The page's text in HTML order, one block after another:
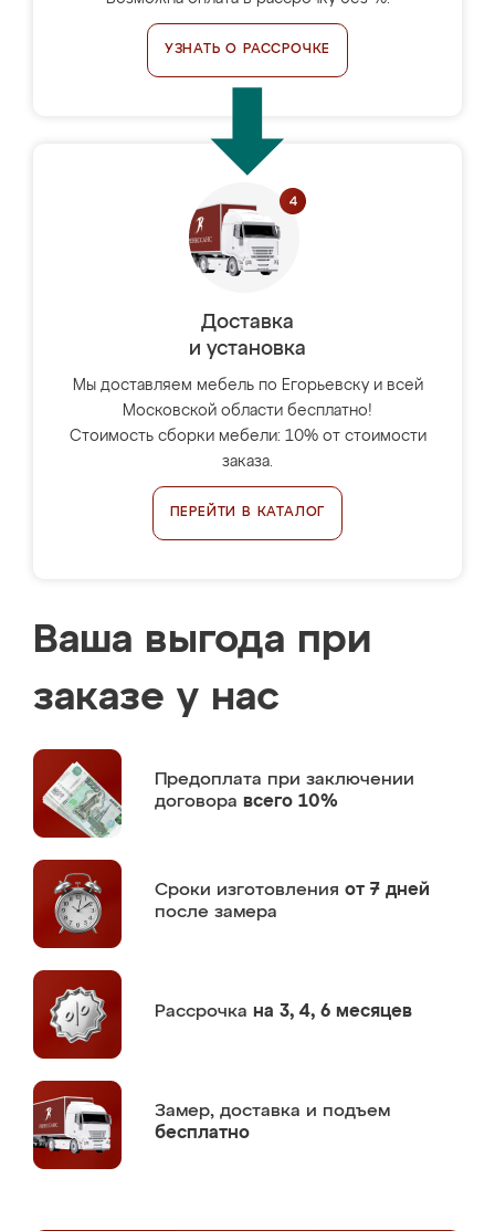
УЗНАТЬ О РАССРОЧКЕ
Доставка
и установка
Мы доставляем мебель по Егорьевску и всей
Московской области бесплатно!
Стоимость сборки мебели: 10% от стоимости
заказа.
ПЕРЕЙТИ В КАТАЛОГ
Ваша выгода при
заказе у нас
Предоплата при заключении
договора всего 10%
Сроки изготовления от 7 дней
после замера
Рассрочка на 3, 4, 6 месяцев
Замер, доставка и подъем
бесплатно